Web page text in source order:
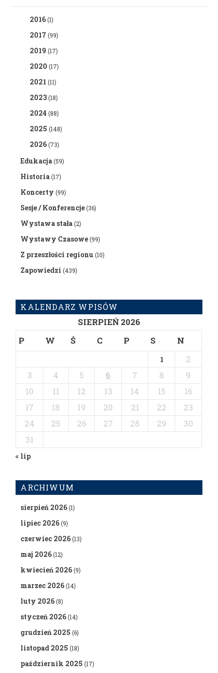
2016(1)
2017 (99)
2019 (17)
2020 (17)
2021 (11)
2023(18)
2024 (88)
2025 (148)
2026(73)
Edukacja(59)
Historia(17)
Koncerty (99)
Sesje / Konferencje(36)
Wystawa stała(2)
Wystawy Czasowe(99)
Z przeszłości regionu(10)
Zapowiedzi (439)
KALENDARZ WPISÓW
SIERPIEŃ 2026
P
W Ś C P S N
1
2
3
4 5 6 7 8
9
10
11 12 13 14 15
16
17
18 19 20 21 22
23
24
25 26 27 28 29
30
31
« lip
ARCHIWUM
sierpień 2026(1)
lipiec 2026(9)
czerwiec 2026(13)
maj 2026(12)
kwiecień 2026(9)
marzec 2026(14)
luty 2026(8)
styczeń 2026(14)
grudzień 2025 (6)
listopad 2025 (18)
październik 2025 (17)